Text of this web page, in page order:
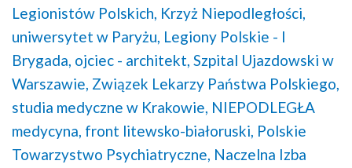
Legionistów Polskich, Krzyż Niepodległości,
uniwersytet w Paryżu, Legiony Polskie - I
Brygada, ojciec - architekt, Szpital Ujazdowski w
Warszawie, Związek Lekarzy Państwa Polskiego,
studia medyczne w Krakowie, NIEPODLEGŁA
medycyna, front litewsko-białoruski, Polskie
Towarzystwo Psychiatryczne, Naczelna Izba